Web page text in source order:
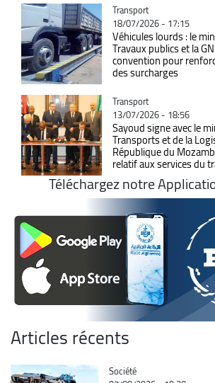
Catégorie
Transport
18/07/2026 - 17:15
Véhicules lourds : le
Travaux publics et la
convention pour
des surcharges
Catégorie
Transport
13/07/2026 - 18:56
Sayoud signe avec le
Transports et de la
République du
relatif aux services du
Téléchargez notre
Articles récents
Catégorie
Société